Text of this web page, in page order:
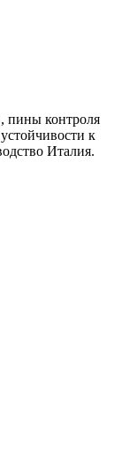
пины контроля
к
Италия.